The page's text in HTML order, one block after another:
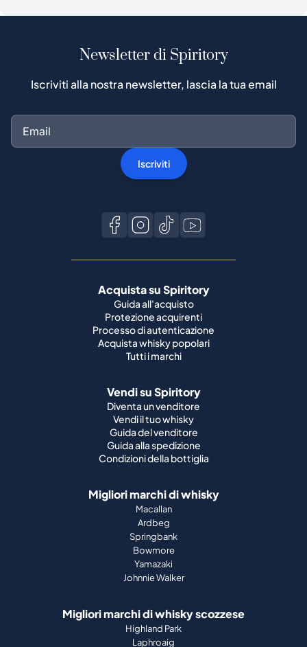
Newsletter di Spiritory
Iscriviti alla nostra newsletter, lascia la tua email
Iscriviti
Acquista su Spiritory
Guida all'acquisto
Protezione acquirenti
Processo di autenticazione
Acquista whisky popolari
Tutti i marchi
Vendi su Spiritory
Diventa un venditore
Vendi il tuo whisky
Guida del venditore
Guida alla spedizione
Condizioni della bottiglia
Migliori marchi di whisky
Macallan
Ardbeg
Springbank
Bowmore
Yamazaki
Johnnie Walker
Migliori marchi di whisky scozzese
Highland Park
Laphroaig